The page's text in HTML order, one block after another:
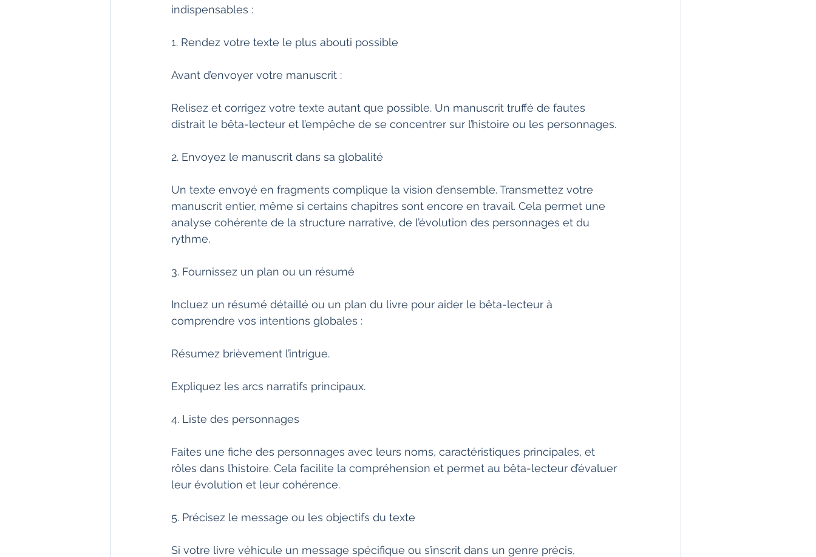
indispensables :
1. Rendez votre texte le plus abouti possible
Avant d’envoyer votre manuscrit :
Relisez et corrigez votre texte autant que possible. Un manuscrit truffé de fautes
distrait le bêta-lecteur et l’empêche de se concentrer sur l’histoire ou les personnages.
2. Envoyez le manuscrit dans sa globalité
Un texte envoyé en fragments complique la vision d’ensemble. Transmettez votre
manuscrit entier, même si certains chapitres sont encore en travail. Cela permet une
analyse cohérente de la structure narrative, de l’évolution des personnages et du
rythme.
3. Fournissez un plan ou un résumé
Incluez un résumé détaillé ou un plan du livre pour aider le bêta-lecteur à
comprendre vos intentions globales :
Résumez brièvement l’intrigue.
Expliquez les arcs narratifs principaux.
4. Liste des personnages
Faites une fiche des personnages avec leurs noms, caractéristiques principales, et
rôles dans l’histoire. Cela facilite la compréhension et permet au bêta-lecteur d’évaluer
leur évolution et leur cohérence.
5. Précisez le message ou les objectifs du texte
Si votre livre véhicule un message spécifique ou s’inscrit dans un genre précis,